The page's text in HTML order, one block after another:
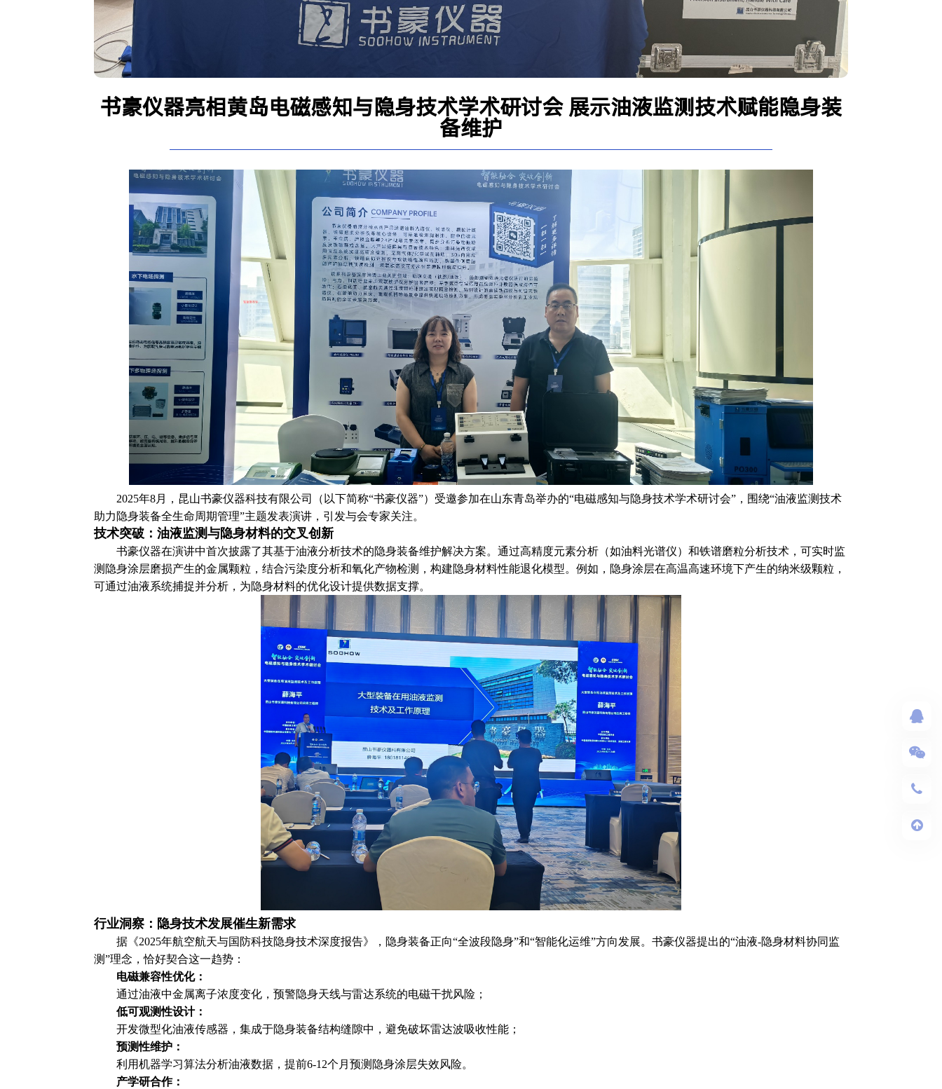
书豪仪器亮相黄岛电磁感知与隐身技术学术研讨会 展示油液监测技术赋能隐身装
备维护
2025年8月，昆山书豪仪器科技有限公司（以下简称“书豪仪器”）受邀参加在山东青岛举办的“电磁感知与隐身技术学术研讨会”，围绕“油液监测技术
助力隐身装备全生命周期管理”主题发表演讲，引发与会专家关注。
技术突破：油液监测与隐身材料的交叉创新
书豪仪器在演讲中首次披露了其基于油液分析技术的隐身装备维护解决方案。通过高精度元素分析（如油料光谱仪）和铁谱磨粒分析技术，可实时监
测隐身涂层磨损产生的金属颗粒，结合污染度分析和氧化产物检测，构建隐身材料性能退化模型。例如，隐身涂层在高温高速环境下产生的纳米级颗粒，
可通过油液系统捕捉并分析，为隐身材料的优化设计提供数据支撑。
行业洞察：隐身技术发展催生新需求
据《2025年航空航天与国防科技隐身技术深度报告》，隐身装备正向“全波段隐身”和“智能化运维”方向发展。书豪仪器提出的“油液-隐身材料协同监
测”理念，恰好契合这一趋势：
电磁兼容性优化：
通过油液中金属离子浓度变化，预警隐身天线与雷达系统的电磁干扰风险；
低可观测性设计：
开发微型化油液传感器，集成于隐身装备结构缝隙中，避免破坏雷达波吸收性能；
预测性维护：
利用机器学习算法分析油液数据，提前6-12个月预测隐身涂层失效风险。
产学研合作：